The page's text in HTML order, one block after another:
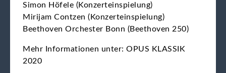
Simon Höfele (Konzerteinspielung)
Mirijam Contzen (Konzerteinspielung)
Beethoven Orchester Bonn (Beethoven 250)
Mehr Informationen unter: OPUS KLASSIK
2020